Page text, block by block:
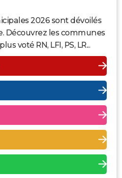
2026 sont dévoilés
Découvrez les communes
voté RN, LFI, PS, LR...